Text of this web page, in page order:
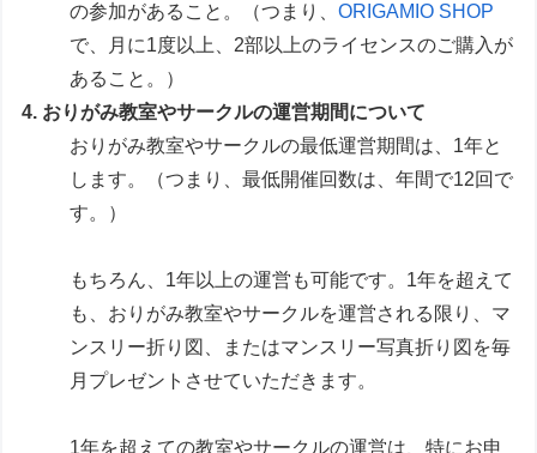
の参加があること。（つまり、ORIGAMIO SHOP
で、月に1度以上、2部以上のライセンスのご購入が
あること。）
4. おりがみ教室やサークルの運営期間について
おりがみ教室やサークルの最低運営期間は、1年と
します。（つまり、最低開催回数は、年間で12回で
す。）
もちろん、1年以上の運営も可能です。1年を超えて
も、おりがみ教室やサークルを運営される限り、マ
ンスリー折り図、またはマンスリー写真折り図を毎
月プレゼントさせていただきます。
1年を超えての教室やサークルの運営は、特にお申